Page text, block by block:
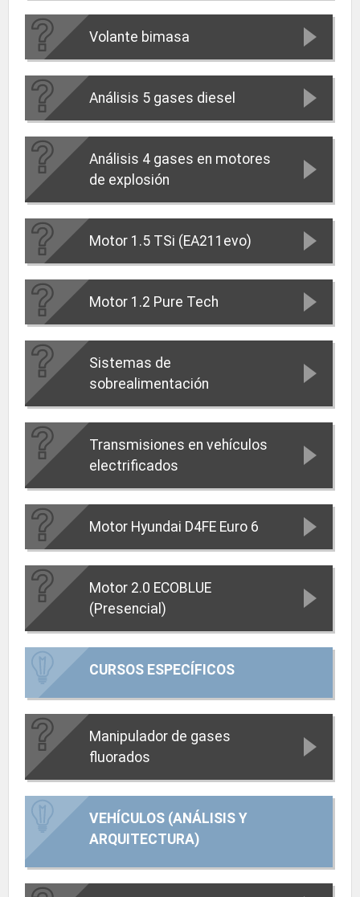
Volante bimasa
Análisis 5 gases diesel
Análisis 4 gases en motores
de explosión
Motor 1.5 TSi (EA211evo)
Motor 1.2 Pure Tech
Sistemas de
sobrealimentación
Transmisiones en vehículos
electrificados
Motor Hyundai D4FE Euro 6
Motor 2.0 ECOBLUE
(Presencial)
CURSOS ESPECÍFICOS
Manipulador de gases
fluorados
VEHÍCULOS (ANÁLISIS Y
ARQUITECTURA)